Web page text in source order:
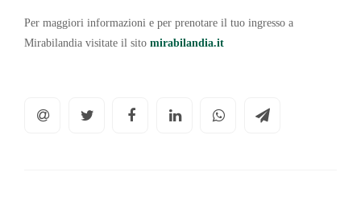
Per maggiori informazioni e per prenotare il tuo ingresso a
Mirabilandia visitate il sito mirabilandia.it